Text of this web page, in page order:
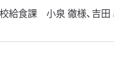
給食課 小泉 徹様、吉田